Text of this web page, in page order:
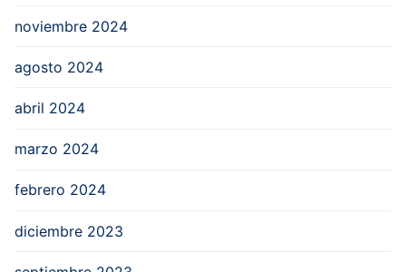
noviembre 2024
agosto 2024
abril 2024
marzo 2024
febrero 2024
diciembre 2023